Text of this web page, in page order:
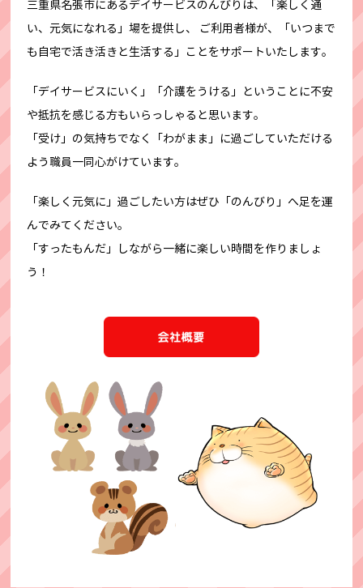
三重県名張市にあるデイサービスのんびりは、「楽しく通
い、元気になれる」場を提供し、
ご利用者様が、「いつまで
も自宅で活き活きと生活する」ことをサポートいたします。
「デイサービスにいく」「介護をうける」ということに不安
や抵抗を感じる方もいらっしゃると思います。
「受け」の気持ちでなく「わがまま」に過ごしていただける
よう職員一同心がけています。
「楽しく元気に」過ごしたい方はぜひ「のんびり」へ足を運
んでみてください。
「すったもんだ」しながら一緒に楽しい時間を作りましょ
う！